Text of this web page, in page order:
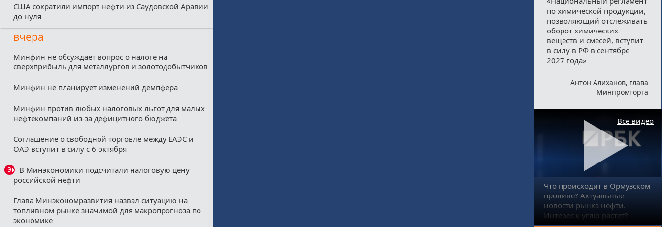
США сократили импорт нефти из Саудовской Аравии
до нуля
вчера
Минфин не обсуждает вопрос о налоге на
сверхприбыль для металлургов и золотодобытчиков
Минфин не планирует изменений демпфера
Минфин против любых налоговых льгот для малых
нефтекомпаний из-за дефицитного бюджета
Соглашение о свободной торговле между ЕАЭС и
ОАЭ вступит в силу с 6 октября
Эксклюзив
В Минэкономики подсчитали налоговую цену
российской нефти
Глава Минэкономразвития назвал ситуацию на
топливном рынке значимой для макропрогноза по
экономике
по химической продукции,
позволяющий отслеживать
оборот химических
веществ и смесей, вступит
в силу в РФ в сентябре
2027 года»
Антон Алиханов, глава
Минпромторга
Что происходит в Ормузском
проливе? Актуальные
новости рынка нефти.
Интерес к углю растёт?
Все видео